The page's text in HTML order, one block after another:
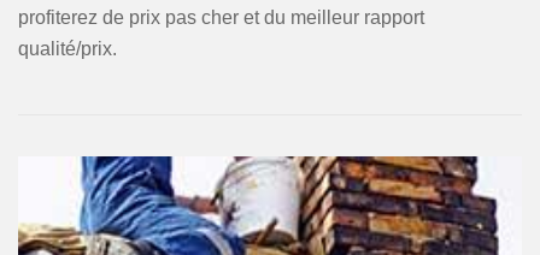
profiterez de prix pas cher et du meilleur rapport
qualité/prix.